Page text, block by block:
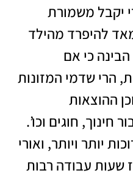
יקבל משמורת
להיפרד מהילד
כי אם
הרי שדמי המזונות
ההוצאות
חינוך, חוגים וכו’.
יותר ויותר, ואורי
שעות עבודה רבות